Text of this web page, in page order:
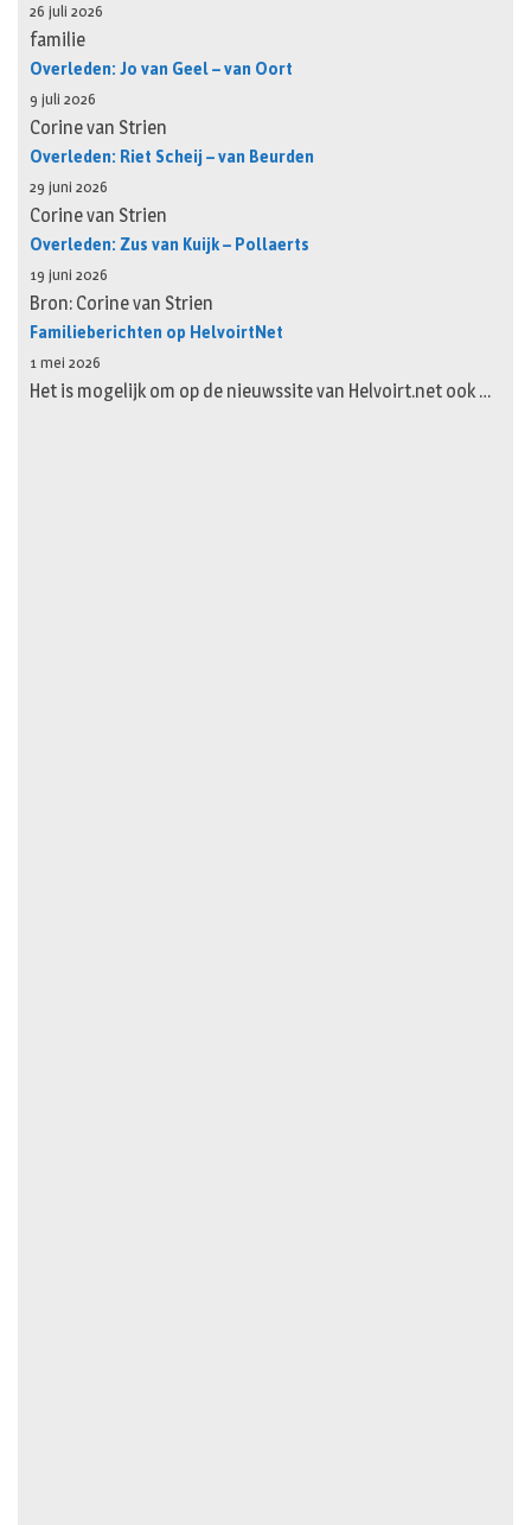
26 juli 2026
familie
Overleden: Jo van Geel – van Oort
9 juli 2026
Corine van Strien
Overleden: Riet Scheij – van Beurden
29 juni 2026
Corine van Strien
Overleden: Zus van Kuijk – Pollaerts
19 juni 2026
Bron: Corine van Strien
Familieberichten op HelvoirtNet
1 mei 2026
Het is mogelijk om op de nieuwssite van Helvoirt.net ook …